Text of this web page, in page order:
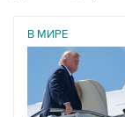
В МИРЕ